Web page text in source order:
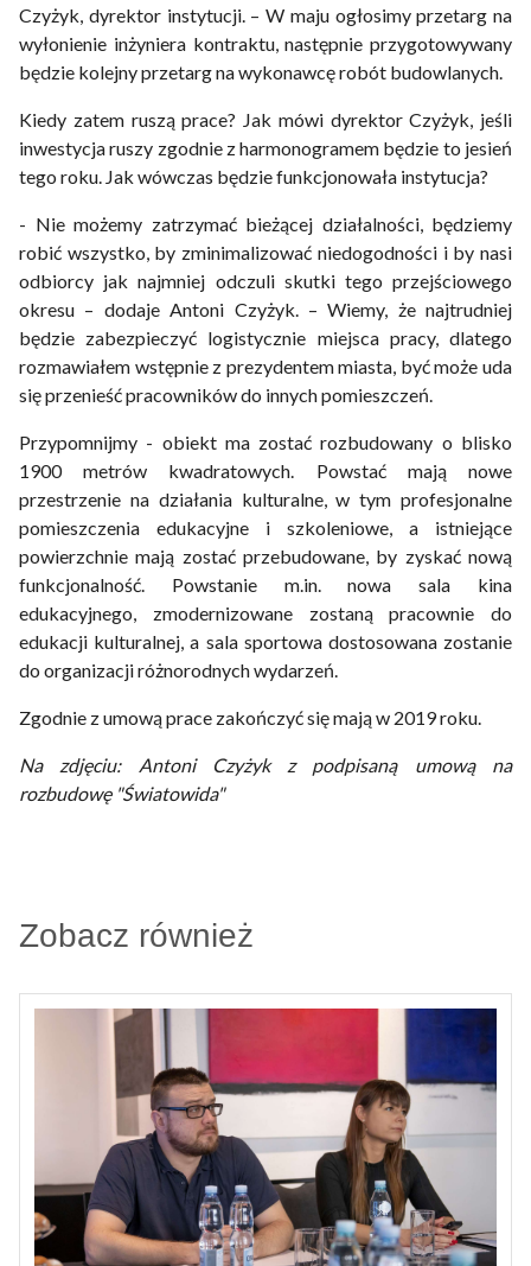
Czyżyk, dyrektor instytucji. – W maju ogłosimy przetarg na
wyłonienie inżyniera kontraktu, następnie przygotowywany
będzie kolejny przetarg na wykonawcę robót budowlanych.
Kiedy zatem ruszą prace? Jak mówi dyrektor Czyżyk, jeśli
inwestycja ruszy zgodnie z harmonogramem będzie to jesień
tego roku. Jak wówczas będzie funkcjonowała instytucja?
- Nie możemy zatrzymać bieżącej działalności, będziemy
robić wszystko, by zminimalizować niedogodności i by nasi
odbiorcy jak najmniej odczuli skutki tego przejściowego
okresu – dodaje Antoni Czyżyk. – Wiemy, że najtrudniej
będzie zabezpieczyć logistycznie miejsca pracy, dlatego
rozmawiałem wstępnie z prezydentem miasta, być może uda
się przenieść pracowników do innych pomieszczeń.
Przypomnijmy - obiekt ma zostać rozbudowany o blisko
1900 metrów kwadratowych. Powstać mają nowe
przestrzenie na działania kulturalne, w tym profesjonalne
pomieszczenia edukacyjne i szkoleniowe, a istniejące
powierzchnie mają zostać przebudowane, by zyskać nową
funkcjonalność. Powstanie m.in. nowa sala kina
edukacyjnego, zmodernizowane zostaną pracownie do
edukacji kulturalnej, a sala sportowa dostosowana zostanie
do organizacji różnorodnych wydarzeń.
Zgodnie z umową prace zakończyć się mają w 2019 roku.
Na zdjęciu: Antoni Czyżyk z podpisaną umową na
rozbudowę "Światowida"
Zobacz również